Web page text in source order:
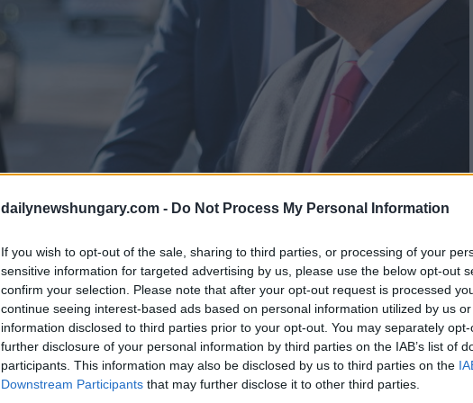
dailynewshungary.com - Do Not Process My Personal Information
If you wish to opt-out of the sale, sharing to third parties, or processing of your
sensitive information for targeted advertising by us, please use the below opt-out
confirm your selection. Please note that after your opt-out request is processed
continue seeing interest-based ads based on personal information utilized by us
information disclosed to third parties prior to your opt-out. You may separately
further disclosure of your personal information by third parties on the IAB’s list of
participants. This information may also be disclosed by us to third parties on the
Downstream Participants that may further disclose it to other third parties.